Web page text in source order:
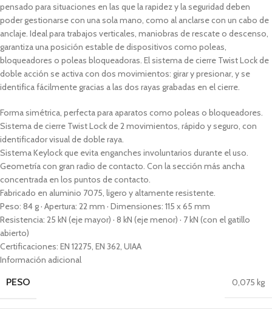
pensado para situaciones en las que la rapidez y la seguridad deben
poder gestionarse con una sola mano, como al anclarse con un cabo de
anclaje. Ideal para trabajos verticales, maniobras de rescate o descenso,
garantiza una posición estable de dispositivos como poleas,
bloqueadores o poleas bloqueadoras. El sistema de cierre Twist Lock de
doble acción se activa con dos movimientos: girar y presionar, y se
identifica fácilmente gracias a las dos rayas grabadas en el cierre.
Forma simétrica, perfecta para aparatos como poleas o bloqueadores.
Sistema de cierre Twist Lock de 2 movimientos, rápido y seguro, con
identificador visual de doble raya.
Sistema Keylock que evita enganches involuntarios durante el uso.
Geometría con gran radio de contacto. Con la sección más ancha
concentrada en los puntos de contacto.
Fabricado en aluminio 7075, ligero y altamente resistente.
Peso: 84 g · Apertura: 22 mm · Dimensiones: 115 x 65 mm
Resistencia: 25 kN (eje mayor) · 8 kN (eje menor) · 7 kN (con el gatillo
abierto)
Certificaciones: EN 12275, EN 362, UIAA
Información adicional
PESO 0,075 kg